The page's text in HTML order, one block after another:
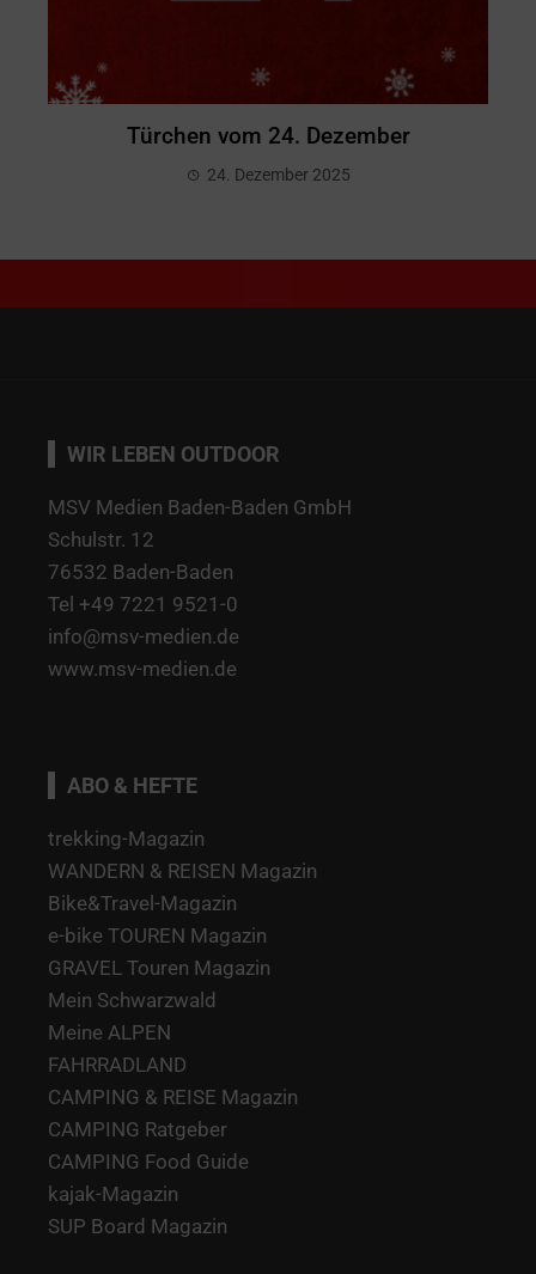
Türchen vom 24. Dezember
24. Dezember 2025
WIR LEBEN OUTDOOR
MSV Medien Baden-Baden GmbH
Schulstr. 12
76532 Baden-Baden
Tel +49 7221 9521-0
info@msv-medien.de
www.msv-medien.de
ABO & HEFTE
trekking-Magazin
WANDERN & REISEN Magazin
Bike&Travel-Magazin
e-bike TOUREN Magazin
GRAVEL Touren Magazin
Mein Schwarzwald
Meine ALPEN
FAHRRADLAND
CAMPING & REISE Magazin
CAMPING Ratgeber
CAMPING Food Guide
kajak-Magazin
SUP Board Magazin